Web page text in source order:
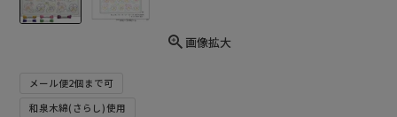
画像拡大
メール便2個まで可
和泉木綿(さらし)使用